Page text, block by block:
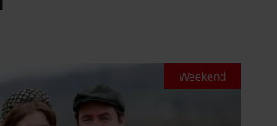
Weekend